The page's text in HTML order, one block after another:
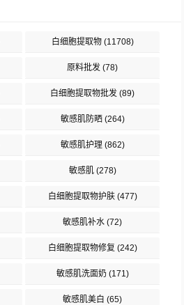
白细胞提取物(11708)
原料批发 (78)
白细胞提取物批发 (89)
敏感肌防晒(264)
敏感肌护理(862)
敏感肌(278)
白细胞提取物护肤(477)
敏感肌补水 (72)
白细胞提取物修复 (242)
敏感肌洗面奶(171)
敏感肌美白 (65)